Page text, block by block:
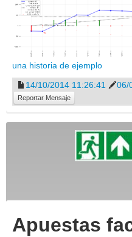
una historia de ejemplo
14/10/2014 11:26:41
06/
Reportar Mensaje
Apuestas